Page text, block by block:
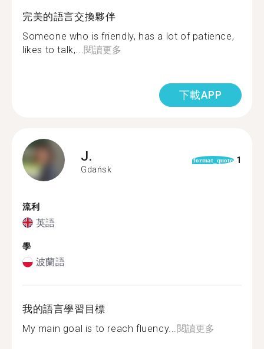
完美的語言交換夥伴
Someone who is friendly, has a lot of patience,
likes to talk,...閱讀更多
下載APP
J.
Gdańsk
format_quote 1
流利
英語
學
波蘭語
我的語言學習目標
My main goal is to reach fluency...閱讀更多